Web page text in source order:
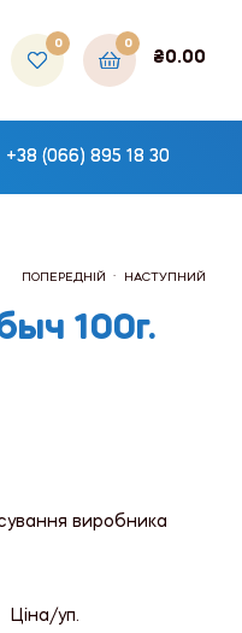
0 0
₴0.00
+38 (066) 895 18 30
ПОПЕРЕДНІЙ НАСТУПНИЙ
100г.
виробника
Ціна/уп.